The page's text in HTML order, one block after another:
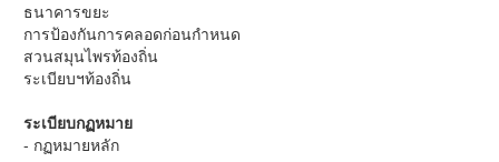
ธนาคารขยะ
การป้องกันการคลอดก่อนกำหนด
สวนสมุนไพรท้องถิ่น
ระเบียบฯท้องถิ่น
ระเบียบกฏหมาย
- กฏหมายหลัก